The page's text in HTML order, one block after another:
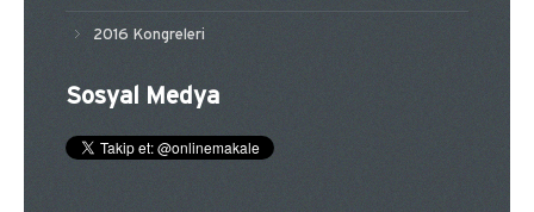
2016 Kongreleri
Sosyal Medya